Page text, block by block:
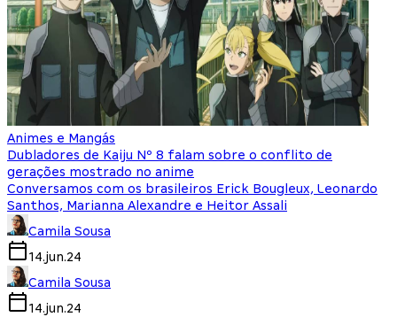
Animes e Mangás
Dubladores de Kaiju Nº 8 falam sobre o conflito de
gerações mostrado no anime
Conversamos com os brasileiros Erick Bougleux, Leonardo
Santhos, Marianna Alexandre e Heitor Assali
Camila Sousa
14.jun.24
Camila Sousa
14.jun.24